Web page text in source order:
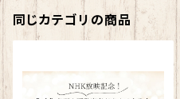
同じカテゴリの商品